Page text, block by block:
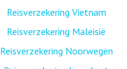
Reisverzekering Vietnam
Reisverzekering Maleisië
Reisverzekering Noorwegen